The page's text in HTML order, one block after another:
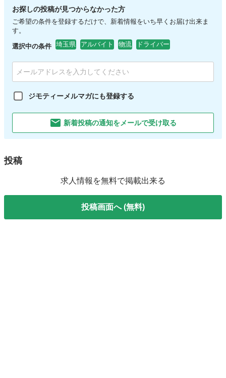
お探しの投稿が見つからなかった方
ご希望の条件を登録するだけで、新着情報をいち早くお届け出来ま
す。
選択中の条件 埼玉県 アルバイト 物流 ドライバー
ジモティーメルマガにも登録する
新着投稿の通知をメールで受け取る
投稿
求人情報を無料で掲載出来る
投稿画面へ (無料)